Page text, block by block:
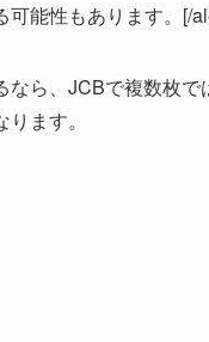
可能性もあります。[/
ら、 JCBで複数枚で
ます。